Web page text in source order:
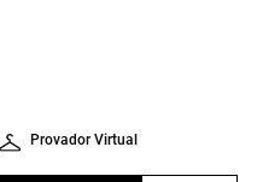
Provador Virtual